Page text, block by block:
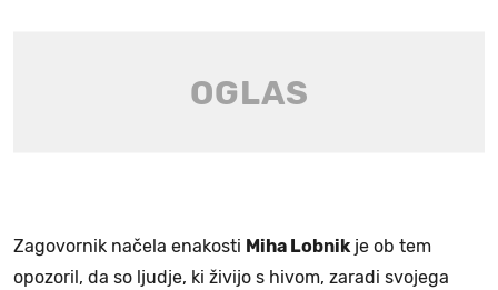
Zagovornik načela enakosti Miha Lobnikje ob tem
opozoril, da so ljudje, ki živijo s hivom, zaradi svojega